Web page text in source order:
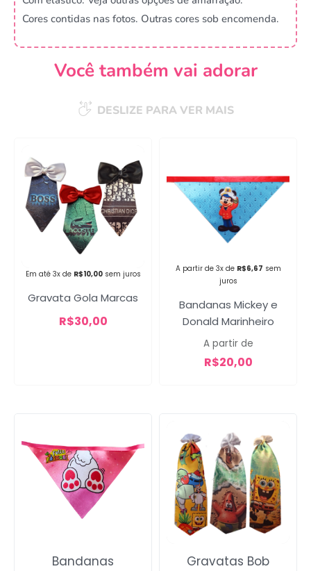
Cores contidas nas fotos. Outras cores sob encomenda.
Você também vai adorar
DESLIZE PARA VER MAIS
Em até 3x de R$10,00 sem juros
Gravata Gola Marcas
R$30,00
A partir de 3x de R$6,67 sem
juros
Bandanas Mickey e
Donald Marinheiro
A partir de
R$20,00
Bandanas
Gravatas Bob
Campanha lançada com
sucesso!